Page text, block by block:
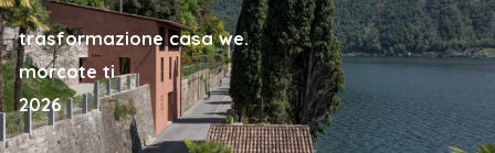
trasformazione casa we.
morcote ti
2026